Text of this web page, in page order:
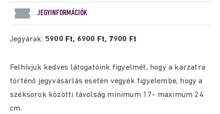
JEGYINFORMÁCIÓK
Jegyárak: 5900 Ft, 6900 Ft, 7900 Ft
Felhívjuk kedves látogatóink figyelmét, hogy a karzatra
történő jegyvásárlás esetén vegyék figyelembe, hogy a
széksorok közötti távolság minimum 17- maximum 24
cm.